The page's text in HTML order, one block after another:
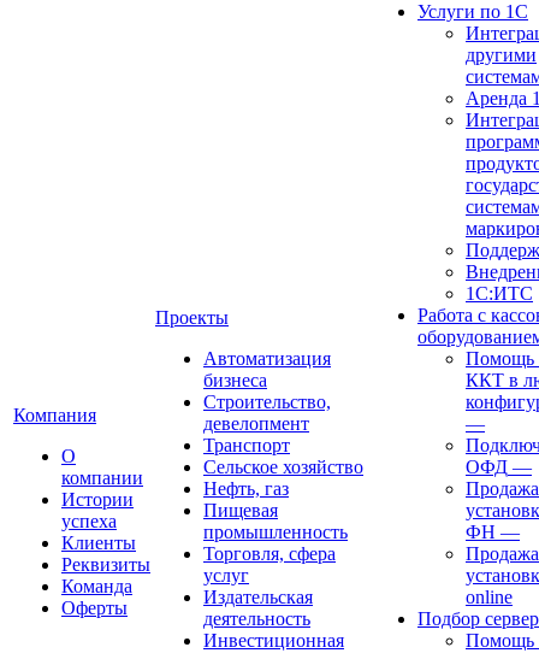
Компания
О
компании
Истории
успеха
Клиенты
Реквизиты
Команда
Оферты
Проекты
Автоматизация
бизнеса
Строительство,
девелопмент
Транспорт
Сельское хозяйство
Нефть, газ
Пищевая
промышленность
Торговля, сфера
услуг
Издательская
деятельность
Инвестиционная
Услуги по 1С
другими
Аренда
1С:ИТС
Работа с
Помощь
ККТ в
—
ОФД —
ФН —
online
Подбор
Помощь